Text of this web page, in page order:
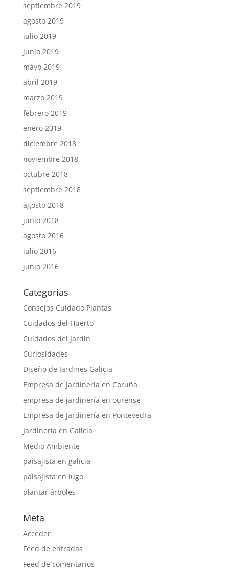
septiembre 2019
agosto 2019
julio 2019
junio 2019
mayo 2019
abril 2019
marzo 2019
febrero 2019
enero 2019
diciembre 2018
noviembre 2018
octubre 2018
septiembre 2018
agosto 2018
junio 2018
agosto 2016
julio 2016
junio 2016
Categorías
Consejos Cuidado Plantas
Cuidados del Huerto
Cuidados del Jardín
Curiosidades
Diseño de Jardines Galicia
Empresa de Jardinería en Coruña
empresa de jardinería en ourense
Empresa de Jardinería en Pontevedra
Jardinería en Galicia
Medio Ambiente
paisajista en galicia
paisajista en lugo
plantar árboles
Meta
Acceder
Feed de entradas
Feed de comentarios